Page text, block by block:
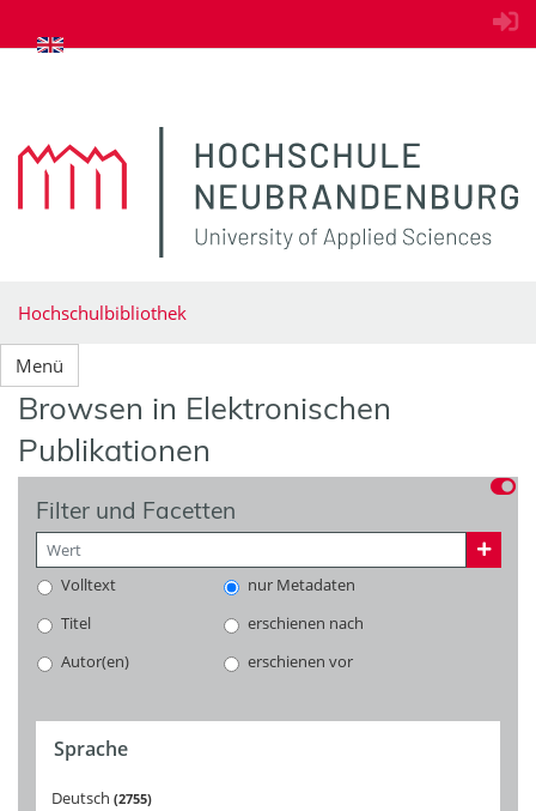
zum Inhalt springen
Hochschulbibliothek
Menü
Browsen in Elektronischen
Publikationen
Filter und Facetten
Volltext
nur Metadaten
Titel
erschienen nach
Autor(en)
erschienen vor
Sprache
Deutsch 2755